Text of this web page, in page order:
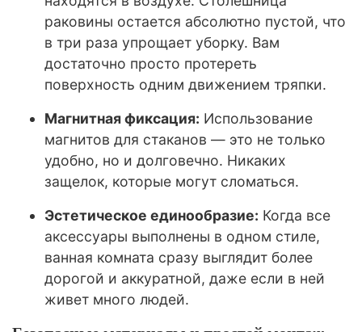
раковины остается абсолютно пустой, что
в три раза упрощает уборку. Вам
достаточно просто протереть
поверхность одним движением тряпки.
Магнитная фиксация: Использование
магнитов для стаканов — это не только
удобно, но и долговечно. Никаких
защелок, которые могут сломаться.
Эстетическое единообразие: Когда все
аксессуары выполнены в одном стиле,
ванная комната сразу выглядит более
дорогой и аккуратной, даже если в ней
живет много людей.